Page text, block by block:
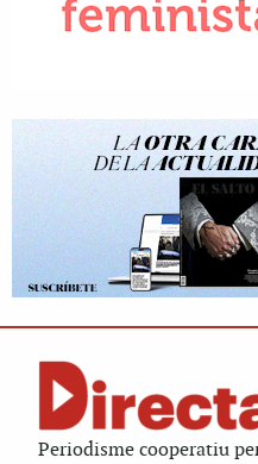
Periodisme cooperatiu